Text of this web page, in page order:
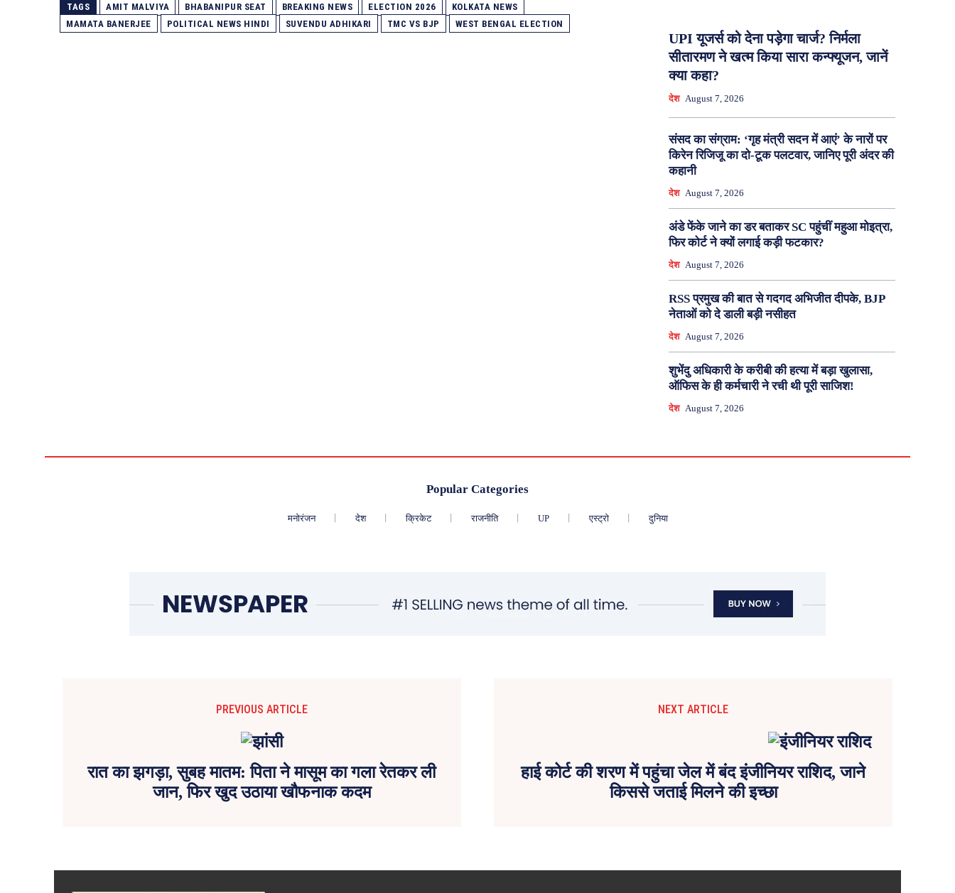
TAGS AMIT MALVIYA BHABANIPUR SEAT BREAKING NEWS ELECTION 2026
KOLKATA NEWS
MAMATA BANERJEE
POLITICAL NEWS HINDI SUVENDU ADHIKARI TMC VS BJP WEST BENGAL ELECTION
UPI यूजर्स को देना पड़ेगा चार्ज? निर्मला
सीतारमण ने खत्म किया सारा कन्फ्यूजन, जानें
क्या कहा?
देश August 7, 2026
संसद का संग्राम: ‘गृह मंत्री सदन में आएं’ के नारों पर
किरेन रिजिजू का दो-टूक पलटवार, जानिए पूरी अंदर की
कहानी
देश August 7, 2026
अंडे फेंके जाने का डर बताकर SC पहुंचीं महुआ मोइत्रा,
फिर कोर्ट ने क्यों लगाई कड़ी फटकार?
देश August 7, 2026
RSS प्रमुख की बात से गदगद अभिजीत दीपके, BJP
नेताओं को दे डाली बड़ी नसीहत
देश August 7, 2026
शुभेंदु अधिकारी के करीबी की हत्या में बड़ा खुलासा,
ऑफिस के ही कर्मचारी ने रची थी पूरी साजिश!
देश August 7, 2026
Popular Categories
मनोरंजन देश क्रिकेट राजनीति UP एस्ट्रो दुनिया
PREVIOUS ARTICLE
रात का झगड़ा, सुबह मातम: पिता ने मासूम का गला रेतकर ली
जान, फिर खुद उठाया खौफनाक कदम
NEXT ARTICLE
हाई कोर्ट की शरण में पहुंचा जेल में बंद इंजीनियर राशिद, जाने
किससे जताई मिलने की इच्छा